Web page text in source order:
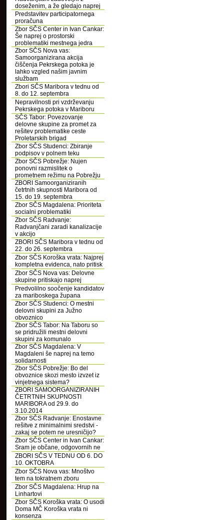
doseženim, a že gledajo naprej
Predstavitev participatornega
proračuna
Zbor SČS Center in Ivan Cankar:
Še naprej o prostorski
problematiki mestnega jedra
Zbor SČS Nova vas:
Samoorganizirana akcija
čiščenja Pekrskega potoka je
lahko vzgled našim javnim
službam
Zbori SČS Maribora v tednu od
8. do 12. septembra
Nepravilnosti pri vzdrževanju
Pekrskega potoka v Mariboru
SČS Tabor: Povezovanje
delovne skupine za promet za
rešitev problematike ceste
Proletarskih brigad
Zbor SČS Studenci: Zbiranje
podpisov v polnem teku
Zbor SČS Pobrežje: Nujen
ponovni razmislitek o
prometnem režimu na Pobrežju
ZBORI Samoorganiziranih
četrtnih skupnosti Maribora od
15. do 19. septembra
Zbor SČS Magdalena: Prioriteta
socialni problematiki
Zbor SČS Radvanje:
Radvanjčani zaradi kanalizacije
v akcijo
ZBORI SČS Maribora v tednu od
22. do 26. septembra
Zbor SČS Koroška vrata: Najprej
kompletna evidenca, nato pritisk
Zbor SČS Nova vas: Delovne
skupine pritiskajo naprej
Predvolilno soočenje kandidatov
za mariboskega župana
Zbor SČS Studenci: O mestni
delovni skupini za Južno
obvoznico
Zbor SČS Tabor: Na Taboru so
se pridružili mestni delovni
skupini za komunalo
Zbor SČS Magdalena: V
Magdaleni še naprej na temo
solidarnosti
Zbor SČS Pobrežje: Bo del
obvoznice skozi mesto izvzet iz
vinjetnega sistema?
ZBORI SAMOORGANIZIRANIH
ČETRTNIH SKUPNOSTI
MARIBORA od 29.9. do
3.10.2014
Zbor SČS Radvanje: Enostavne
rešitve z minimalnimi sredstvi -
zakaj se potem ne uresničijo?
Zbor SČS Center in Ivan Cankar:
Sram je občane, odgovornih ne
ZBORI SČS V TEDNU OD 6. DO
10. OKTOBRA
Zbor SČS Nova vas: Mnoštvo
tem na tokratnem zboru
Zbor SČS Magdalena: Hrup na
Linhartovi
Zbor SČS Koroška vrata: O usodi
Doma MČ Koroška vrata ni
konsenza